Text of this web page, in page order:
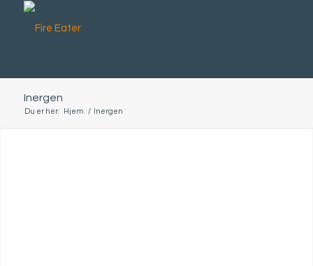
Inergen
Du er her: Hjem / Inergen